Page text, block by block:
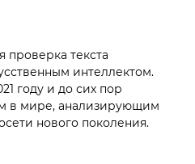
проверка текста
интеллектом.
году и до сих пор
в мире, анализирующим
нового поколения.